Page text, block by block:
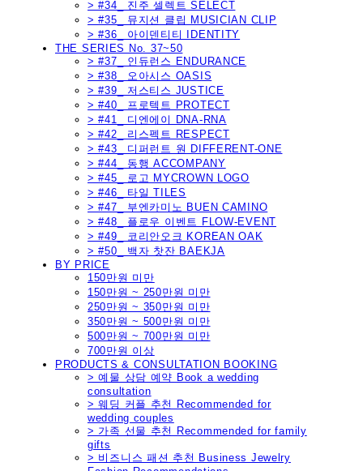
> #34_ 진주 셀렉트 SELECT
> #35_ 뮤지션 클립 MUSICIAN CLIP
> #36_ 아이덴티티 IDENTITY
THE SERIES No. 37~50
> #37_ 인듀런스 ENDURANCE
> #38_ 오아시스 OASIS
> #39_ 저스티스 JUSTICE
> #40_ 프로텍트 PROTECT
> #41_ 디엔에이 DNA-RNA
> #42_ 리스펙트 RESPECT
> #43_ 디퍼런트 원 DIFFERENT-ONE
> #44_ 동행 ACCOMPANY
> #45_ 로고 MYCROWN LOGO
> #46_ 타일 TILES
> #47_ 부엔카미노 BUEN CAMINO
> #48_ 플로우 이벤트 FLOW-EVENT
> #49_ 코리안오크 KOREAN OAK
> #50_ 백자 찻잔 BAEKJA
BY PRICE
150만원 미만
150만원 ~ 250만원 미만
250만원 ~ 350만원 미만
350만원 ~ 500만원 미만
500만원 ~ 700만원 미만
700만원 이상
PRODUCTS & CONSULTATION BOOKING
> 예물 상담 예약 Book a wedding
consultation
> 웨딩 커플 추천 Recommended for
wedding couples
> 가족 선물 추천 Recommended for family
gifts
> 비즈니스 패션 추천 Business Jewelry